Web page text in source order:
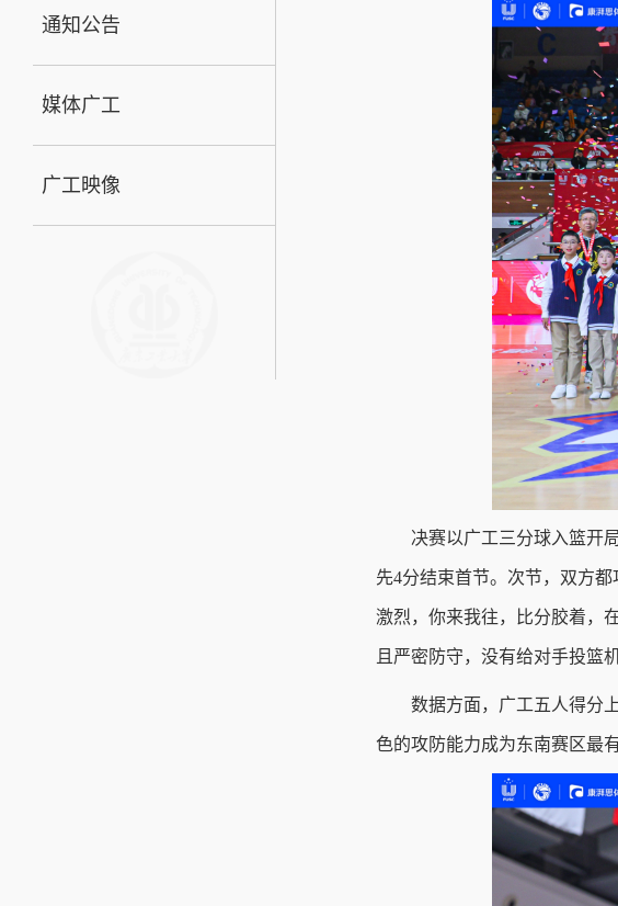
通知公告
媒体广工
广工映像
决赛以广工三分球入篮开
先4分结束首节。次节，双方
激烈，你来我往，比分胶着，
且严密防守，没有给对手投篮
数据方面，广工五人得分
色的攻防能力成为东南赛区最